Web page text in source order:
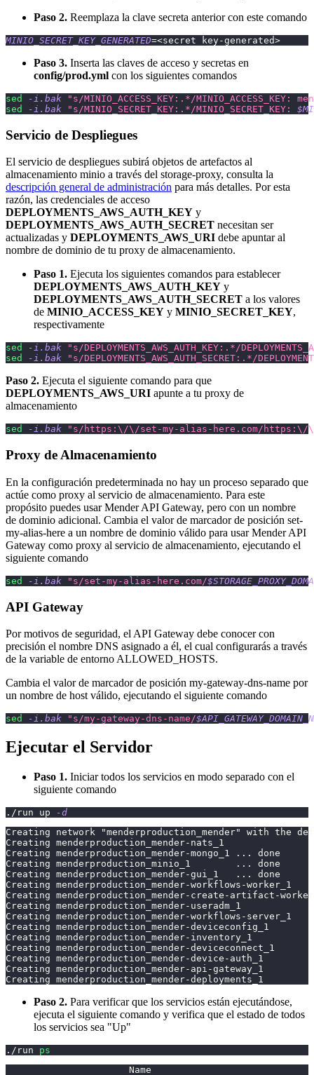
Paso 2. Reemplaza la clave secreta anterior con este comando
MINIO_SECRET_KEY_GENERATED=<secret key-generated>
Paso 3. Inserta las claves de acceso y secretas en
config/prod.yml con los siguientes comandos
sed -i.bak
"s/MINIO_ACCESS_KEY:.*/MINIO_ACCESS_KEY:
sed
-i.bak "s/MINIO_SECRET_KEY:.*/MINIO_SECRET_KEY:
Servicio de Despliegues
El servicio de despliegues subirá objetos de artefactos al
almacenamiento minio a través del storage-proxy, consulta la
descripción general de administración para más detalles. Por esta
razón, las credenciales de acceso
DEPLOYMENTS_AWS_AUTH_KEY y
DEPLOYMENTS_AWS_AUTH_SECRET necesitan ser
actualizadas y DEPLOYMENTS_AWS_URI debe apuntar al
nombre de dominio de tu proxy de almacenamiento.
Paso 1. Ejecuta los siguientes comandos para establecer
DEPLOYMENTS_AWS_AUTH_KEY y
DEPLOYMENTS_AWS_AUTH_SECRET a los valores
de MINIO_ACCESS_KEY y MINIO_SECRET_KEY,
respectivamente
sed -i.bak
"s/DEPLOYMENTS_AWS_AUTH_KEY:.*/
sed
-i.bak "s/DEPLOYMENTS_AWS_AUTH_SECRET:.*/
Paso 2. Ejecuta el siguiente comando para que
DEPLOYMENTS_AWS_URI apunte a tu proxy de
almacenamiento
sed -i.bak "s/https:\/\/set-my-alias-here.com/https:\/
Proxy de Almacenamiento
En la configuración predeterminada no hay un proceso separado que
actúe como proxy al servicio de almacenamiento. Para este
propósito puedes usar Mender API Gateway, pero con un nombre
de dominio adicional. Cambia el valor de marcador de posición set-
my-alias-here a un nombre de dominio válido para usar Mender API
Gateway como proxy al servicio de almacenamiento, ejecutando el
siguiente comando
sed -i.bak "s/set-my-alias-here.com/
API Gateway
Por motivos de seguridad, el API Gateway debe conocer con
precisión el nombre DNS asignado a él, el cual configurarás a través
de la variable de entorno ALLOWED_HOSTS.
Cambia el valor de marcador de posición my-gateway-dns-name por
un nombre de host válido, ejecutando el siguiente comando
sed -i.bak "s/my-gateway-dns-name/
Ejecutar el Servidor
Paso 1. Iniciar todos los servicios en modo separado con el
siguiente comando
./run up
-d
Creating network "menderproduction_mender" with the
Creating menderproduction_mender-nats_1
Creating menderproduction_mender-mongo_1 ... done
Creating menderproduction_minio_1        ... done
Creating menderproduction_mender-gui_1   ... done
Creating menderproduction_mender-workflows-
Creating menderproduction_mender-create-artifact-
Creating menderproduction_mender-useradm_1
Creating menderproduction_mender-workflows-
Creating menderproduction_mender-deviceconfig_1
Creating menderproduction_mender-inventory_1
Creating menderproduction_mender-deviceconnect_1
Creating menderproduction_mender-device-auth_1
Creating menderproduction_mender-api-gateway_1
Creating menderproduction_mender-deployments_1
Paso 2. Para verificar que los servicios están ejecutándose,
ejecuta el siguiente comando y verifica que el estado de todos
los servicios sea "Up"
./run ps
Name